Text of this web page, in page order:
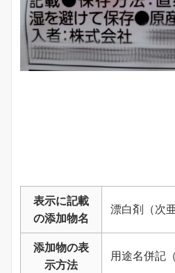
表示に記載
の添加物名
漂白剤（次
添加物の表
示方法
用途名併記